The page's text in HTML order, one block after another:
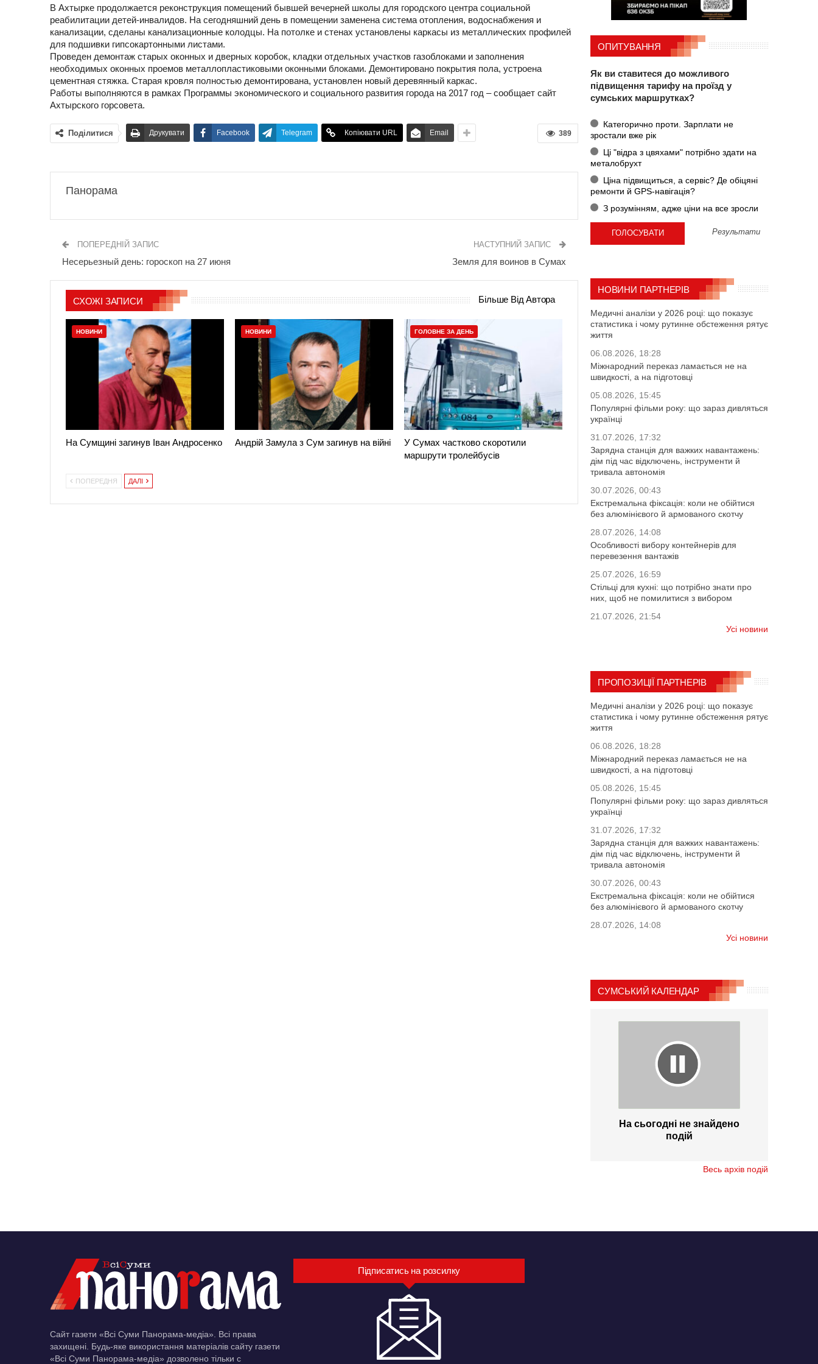
В Ахтырке продолжается реконструкция помещений бывшей вечерней школы для городского центра социальной
реабилитации детей-инвалидов. На сегодняшний день в помещении заменена система отопления, водоснабжения и
канализации, сделаны канализационные колодцы. На потолке и стенах установлены каркасы из металлических профилей
для подшивки гипсокартонными листами.
Проведен демонтаж старых оконных и дверных коробок, кладки отдельных участков газоблоками и заполнения
необходимых оконных проемов металлопластиковыми оконными блоками. Демонтировано покрытия пола, устроена
цементная стяжка. Старая кровля полностью демонтирована, установлен новый деревянный каркас.
Работы выполняются в рамках Программы экономического и социального развития города на 2017 год – сообщает сайт
Ахтырского горсовета.
389
Поділитися Друкувати Facebook Telegram Копіювати URL Email
Панорама
ПОПЕРЕДНІЙ ЗАПИС
Несерьезный день: гороскоп на 27 июня
НАСТУПНИЙ ЗАПИС
Земля для воинов в Сумах
СХОЖІ ЗАПИСИ Більше Від Автора
НОВИНИ
На Сумщині загинув Іван Андросенко
НОВИНИ
Андрій Замула з Сум загинув на війні
ГОЛОВНЕ ЗА ДЕНЬ
У Сумах частково скоротили
маршрути тролейбусів
ПОПЕРЕДНЯ ДАЛІ
ОПИТУВАННЯ
Як ви ставитеся до можливого
підвищення тарифу на проїзд у
сумських маршрутках?
Категорично проти. Зарплати не
зростали вже рік
Ці "відра з цвяхами" потрібно здати на
металобрухт
Ціна підвищиться, а сервіс? Де обіцяні
ремонти й GPS-навігація?
З розумінням, адже ціни на все зросли
Результати
НОВИНИ ПАРТНЕРІВ
Медичні аналізи у 2026 році: що показує
статистика і чому рутинне обстеження рятує
життя
06.08.2026, 18:28
Міжнародний переказ ламається не на
швидкості, а на підготовці
05.08.2026, 15:45
Популярні фільми року: що зараз дивляться
українці
31.07.2026, 17:32
Зарядна станція для важких навантажень:
дім під час відключень, інструменти й
тривала автономія
30.07.2026, 00:43
Екстремальна фіксація: коли не обійтися
без алюмінієвого й армованого скотчу
28.07.2026, 14:08
Особливості вибору контейнерів для
перевезення вантажів
25.07.2026, 16:59
Стільці для кухні: що потрібно знати про
них, щоб не помилитися з вибором
21.07.2026, 21:54
Усі новини
ПРОПОЗИЦІЇ ПАРТНЕРІВ
Медичні аналізи у 2026 році: що показує
статистика і чому рутинне обстеження рятує
життя
06.08.2026, 18:28
Міжнародний переказ ламається не на
швидкості, а на підготовці
05.08.2026, 15:45
Популярні фільми року: що зараз дивляться
українці
31.07.2026, 17:32
Зарядна станція для важких навантажень:
дім під час відключень, інструменти й
тривала автономія
30.07.2026, 00:43
Екстремальна фіксація: коли не обійтися
без алюмінієвого й армованого скотчу
28.07.2026, 14:08
Усі новини
СУМСЬКИЙ КАЛЕНДАР
На сьогодні не знайдено
подій
Весь архів подій
Сайт газети «Всі Суми Панорама-медіа». Всі права
захищені. Будь-яке використання матеріалів сайту газети
«Всі Суми Панорама-медіа» дозволено тільки c
Підписатись на розсилку